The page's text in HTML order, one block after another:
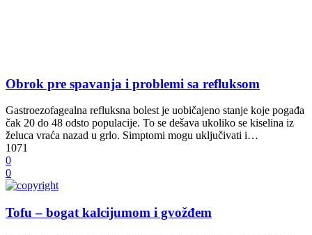
Obrok pre spavanja i problemi sa refluksom
Gastroezofagealna refluksna bolest je uobičajeno stanje koje pogađa
čak 20 do 48 odsto populacije. To se dešava ukoliko se kiselina iz
želuca vraća nazad u grlo. Simptomi mogu uključivati i…
1071
0
0
Tofu – bogat kalcijumom i gvožđem